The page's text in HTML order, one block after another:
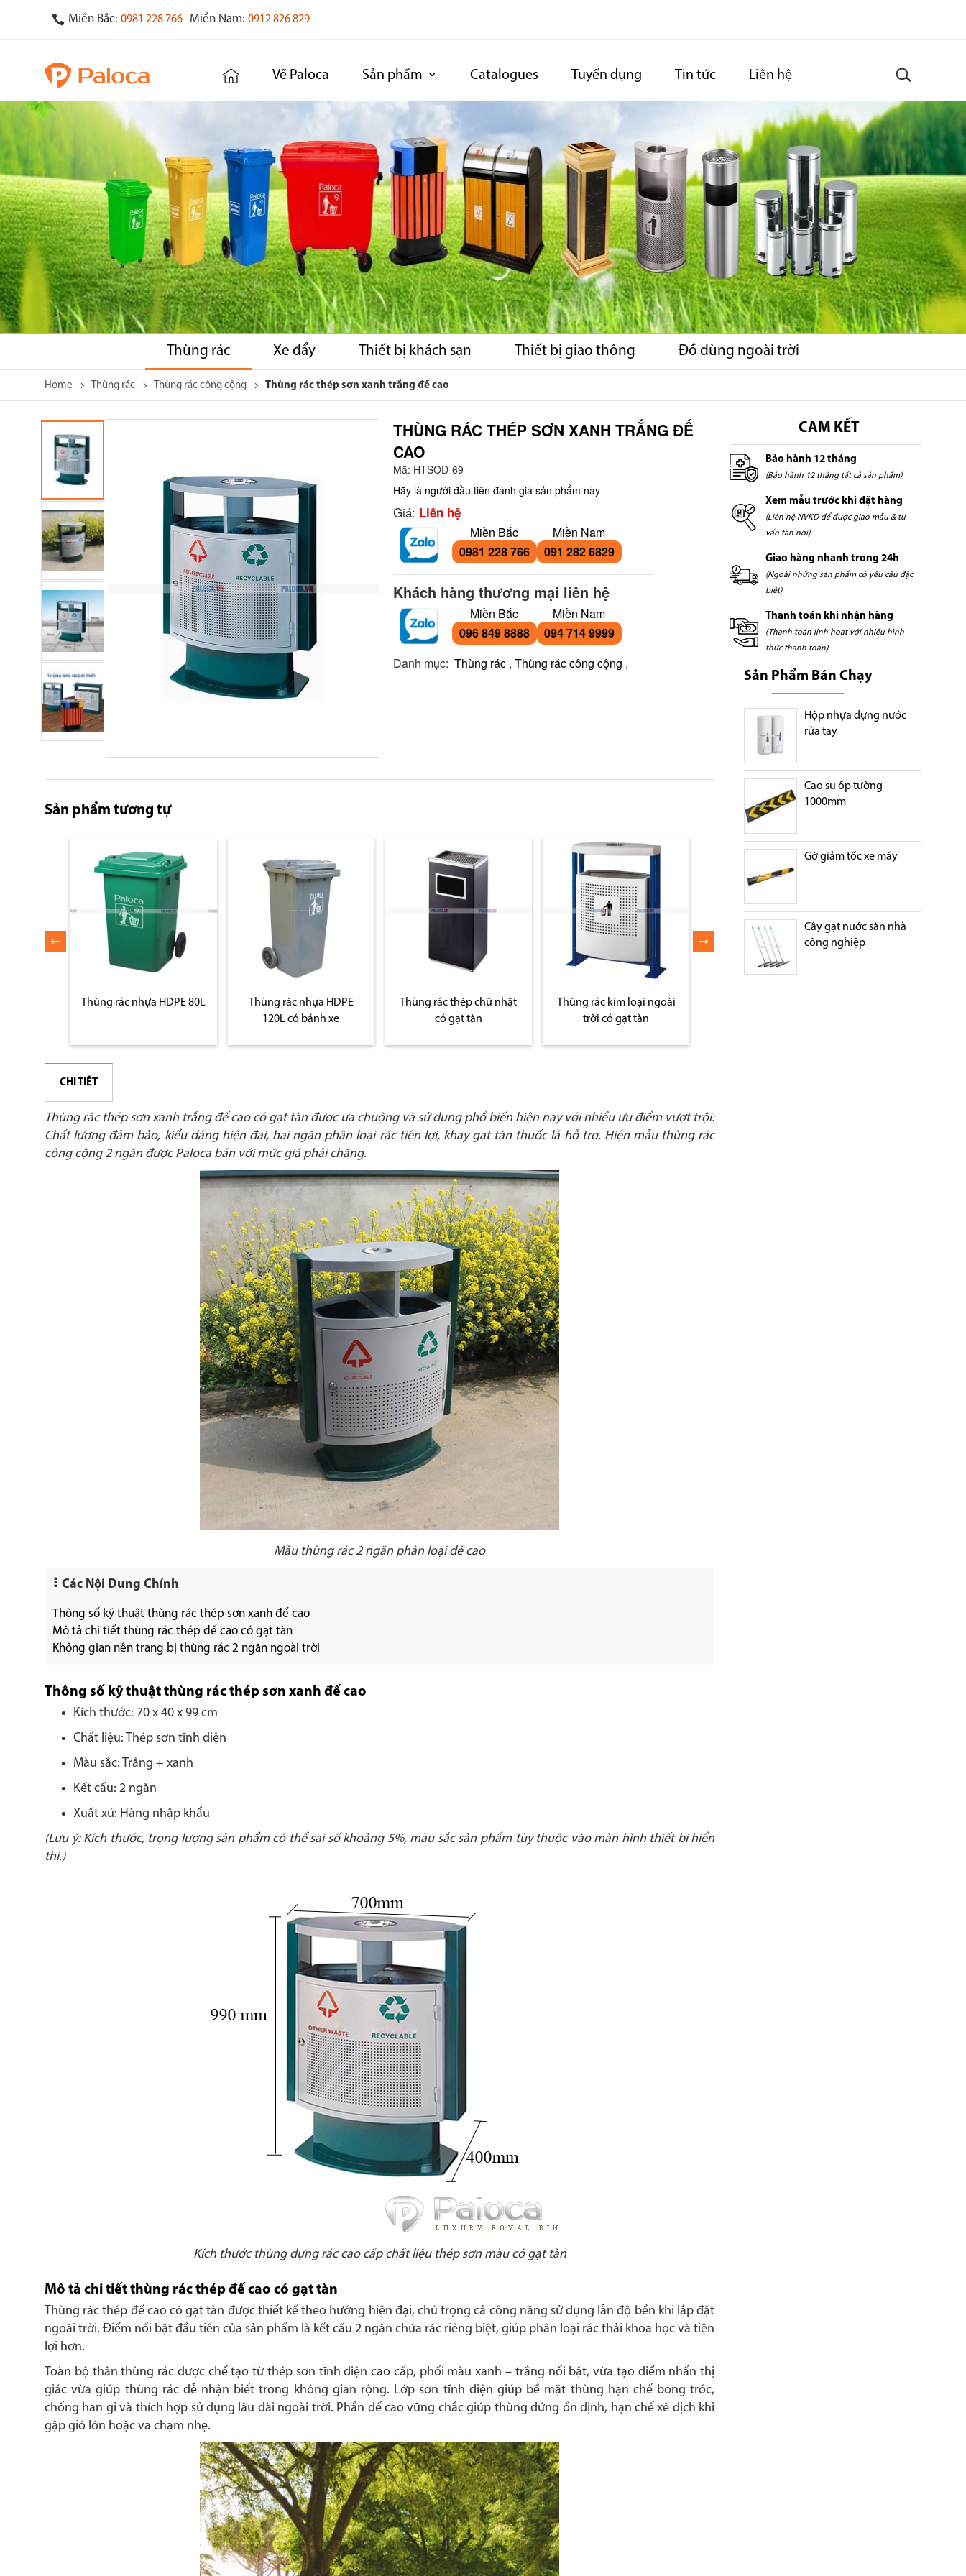
Miền Bắc: 0981 228 766 Miền Nam: 0912 826 829
Về Paloca Sản phẩm Catalogues Tuyển dụng Tin tức Liên hệ
Thùng rác Xe đẩy Thiết bị khách sạn Thiết bị giao thông Đồ dùng ngoài trời
Home Thùng rác Thùng rác công cộng Thùng rác thép sơn xanh trắng đế cao
the
end
the
images
gallery
to
beginning
THÙNG RÁC THÉP SƠN XANH TRẮNG ĐẾ
CAO
Mã: HTSOD-69
Hãy là người đầu tiên đánh giá sản phẩm này
Giá: Liên hệ
Miền Bắc
0981 228 766
Miền Nam
091 282 6829
Khách hàng thương mại liên hệ
Miền Bắc
096 849 8888
Miền Nam
094 714 9999
Danh mục: Thùng rác , Thùng rác công cộng ,
Sản phẩm tương tự
Thùng rác nhựa HDPE 80L
Thùng rác nhựa HDPE
120L có bánh xe
Thùng rác thép chữ nhật
có gạt tàn
Thùng rác kim loại ngoài
trời có gạt tàn
CHI TIẾT
Thùng rác thép sơn xanh trắng đế cao có gạt tàn được ưa chuộng và sử dụng phổ biến hiện nay với nhiều ưu điểm vượt trội:
Chất lượng đảm bảo, kiểu dáng hiện đại, hai ngăn phân loại rác tiện lợi, khay gạt tàn thuốc lá hỗ trợ. Hiện mẫu thùng rác
công cộng 2 ngăn được Paloca bán với mức giá phải chăng.
Mẫu thùng rác 2 ngăn phân loại đế cao
Các Nội Dung Chính
Thông số kỹ thuật thùng rác thép sơn xanh đế cao
Mô tả chi tiết thùng rác thép đế cao có gạt tàn
Không gian nên trang bị thùng rác 2 ngăn ngoài trời
Thông số kỹ thuật thùng rác thép sơn xanh đế cao
Kích thước: 70 x 40 x 99 cm
Chất liệu: Thép sơn tĩnh điện
Màu sắc: Trắng + xanh
Kết cấu: 2 ngăn
Xuất xứ: Hàng nhập khẩu
(Lưu ý: Kích thước, trọng lượng sản phẩm có thể sai số khoảng 5%, màu sắc sản phẩm tùy thuộc vào màn hình thiết bị hiển
thị.)
Kích thước thùng đựng rác cao cấp chất liệu thép sơn màu có gạt tàn
Mô tả chi tiết thùng rác thép đế cao có gạt tàn
Thùng rác thép đế cao có gạt tàn được thiết kế theo hướng hiện đại, chú trọng cả công năng sử dụng lẫn độ bền khi lắp đặt
ngoài trời. Điểm nổi bật đầu tiên của sản phẩm là kết cấu 2 ngăn chứa rác riêng biệt, giúp phân loại rác thải khoa học và tiện
lợi hơn.
Toàn bộ thân thùng rác được chế tạo từ thép sơn tĩnh điện cao cấp, phối màu xanh – trắng nổi bật, vừa tạo điểm nhấn thị
giác vừa giúp thùng rác dễ nhận biết trong không gian rộng. Lớp sơn tĩnh điện giúp bề mặt thùng hạn chế bong tróc,
chống han gỉ và thích hợp sử dụng lâu dài ngoài trời. Phần đế cao vững chắc giúp thùng đứng ổn định, hạn chế xê dịch khi
gặp gió lớn hoặc va chạm nhẹ.
CAM KẾT
Bảo hành 12 tháng
(Bảo hành 12 tháng tất cả sản phẩm)
Xem mẫu trước khi đặt hàng
(Liên hệ NVKD để được giao mẫu & tư
vấn tận nơi)
Giao hàng nhanh trong 24h
(Ngoài những sản phẩm có yêu cầu đặc
biệt)
Thanh toán khi nhận hàng
(Thanh toán linh hoạt với nhiều hình
thức thanh toán)
Sản Phẩm Bán Chạy
Hộp nhựa đựng nước
rửa tay
Cao su ốp tường
1000mm
Gờ giảm tốc xe máy
Cây gạt nước sàn nhà
công nghiệp